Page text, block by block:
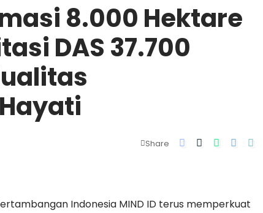
8.000 Hektare
DAS 37.700
Share
Indonesia MIND ID terus memperkuat